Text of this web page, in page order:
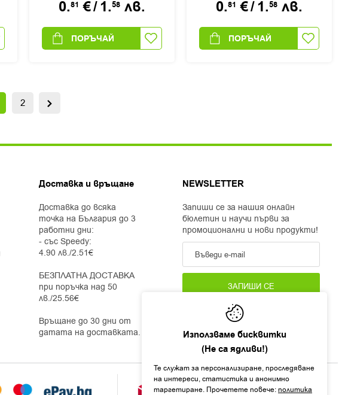
Използваме бисквитки
(Не са ядливи!)
Те служат за персонализиране, проследяване
на интереси, статистика и анонимно
таргетиране. Прочетете повече:политика
0.81 €/1.58 лв.
ПОРЪЧАЙ
0.81 €/1.58 лв.
ПОРЪЧАЙ
2
Доставка и връщане
Доставка до всяка
точка на България до 3
работни дни:
- със Speedy:
4.90 лв./2.51€
БЕЗПЛАТНА ДОСТАВКА
при поръчка над 50
лв./25.56€
Връщане до 30 дни от
датата на доставката.
NEWSLETTER
Запиши се за нашия онлайн
бюлетин и научи първи за
промоционални и нови продукти!
ЗАПИШИ СЕ